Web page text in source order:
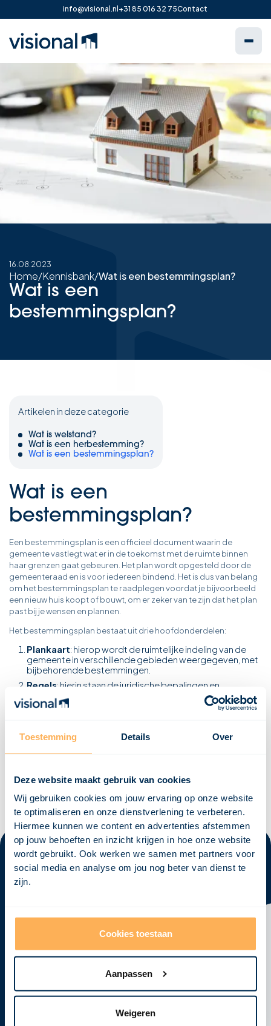
Toestemming Details Over
Deze website maakt gebruik van cookies
Wij gebruiken cookies om jouw ervaring op onze website
te optimaliseren en onze dienstverlening te verbeteren.
Hiermee kunnen we content en advertenties afstemmen
op jouw behoeften en inzicht krijgen in hoe onze website
wordt gebruikt. Ook werken we samen met partners voor
social media en analyse om jou nog beter van dienst te
zijn.
Cookies toestaan
Aanpassen
Weigeren
info@visional.nl +31 85 016 32 75Contact
16.08.2023
Home/Kennisbank/Wat is een bestemmingsplan?
Wat is een
bestemmingsplan?
Artikelen in deze categorie
Wat is welstand?
Wat is een herbestemming?
Wat is een bestemmingsplan?
Wat is een
bestemmingsplan?
Een bestemmingsplan is een officieel document waarin de
gemeente vastlegt wat er in de toekomst met de ruimte binnen
haar grenzen gaat gebeuren. Het plan wordt opgesteld door de
gemeenteraad en is voor iedereen bindend. Het is dus van belang
om het bestemmingsplan te raadplegen voordat je bijvoorbeeld
een nieuw huis koopt of bouwt, om er zeker van te zijn dat het plan
past bij je wensen en plannen.
Het bestemmingsplan bestaat uit drie hoofdonderdelen:
Plankaart: hierop wordt de ruimtelijke indeling van de
gemeente in verschillende gebieden weergegeven, met
bijbehorende bestemmingen.
Regels: hierin staan de juridische bepalingen en
voorschriften die gelden voor de verschillende
gebieden en bestemmingen op de plankaart.
bestemmingsplan, inclusief achtergrondinformatie over
de ruimtelijke ontwikkelingen en beleidsdoelstellingen
brengen?
Neem vandaag nog contact met ons op en laten we
haalbaar en realistisch ontwerp!